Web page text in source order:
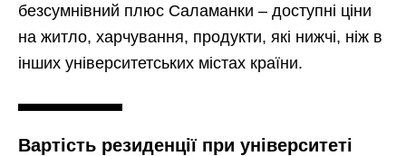
безсумнівний плюс Саламанки – доступні ціни
на житло, харчування, продукти, які нижчі, ніж в
інших університетських містах країни.
Вартість резиденції при університеті